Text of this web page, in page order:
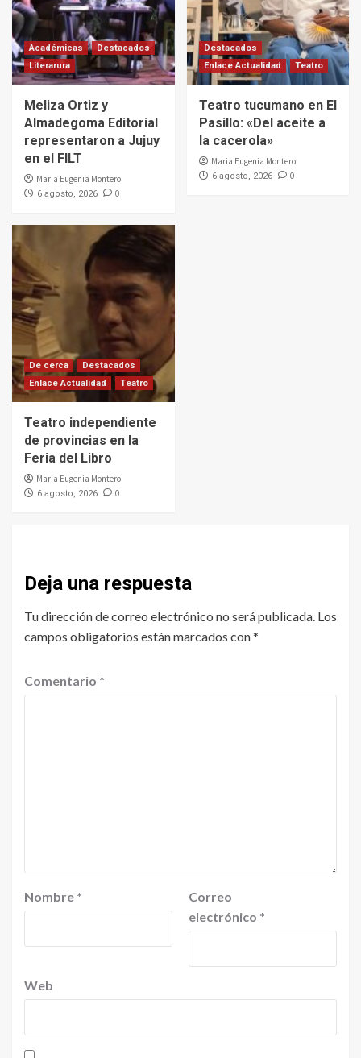
Académicas
Destacados
Literarura
Meliza Ortiz y
Almadegoma Editorial
representaron a Jujuy
en el FILT
Maria Eugenia Montero
6 agosto, 2026 0
Destacados
Enlace Actualidad
Teatro
Teatro tucumano en El
Pasillo: «Del aceite a
la cacerola»
Maria Eugenia Montero
6 agosto, 2026 0
De cerca
Destacados
Enlace Actualidad
Teatro
Teatro independiente
de provincias en la
Feria del Libro
Maria Eugenia Montero
6 agosto, 2026 0
Deja una respuesta
Tu dirección de correo electrónico no será publicada. Los
campos obligatorios están marcados con*
Comentario *
Nombre *
Correo
electrónico *
Web